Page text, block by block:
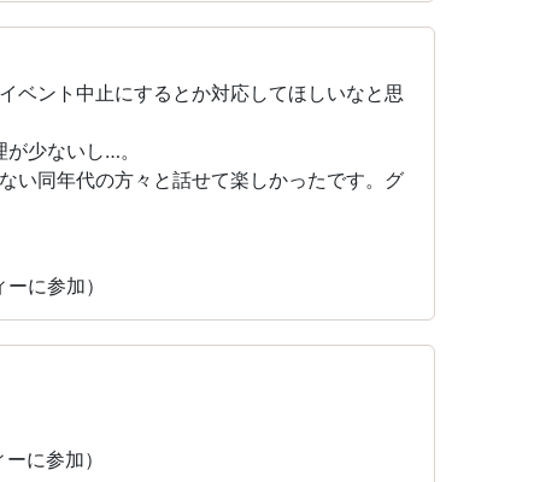
ベント中止にするとか対応してほしいなと思
少ないし…。
い同年代の方々と話せて楽しかったです。グ
に参加）
に参加）